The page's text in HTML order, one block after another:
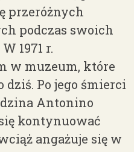
przeróżnych
podczas swoich
1971 r.
w muzeum, które
dziś. Po jego śmierci
Antonino
kontynuować
angażuje się w